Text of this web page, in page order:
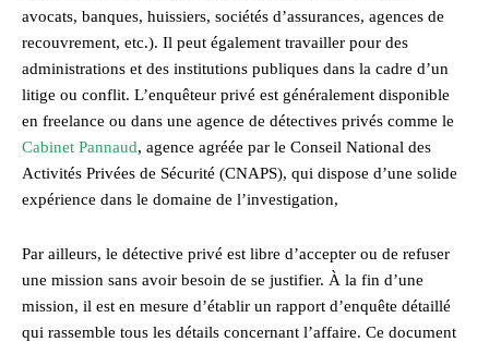
avocats, banques, huissiers, sociétés d’assurances, agences de
recouvrement, etc.). Il peut également travailler pour des
administrations et des institutions publiques dans la cadre d’un
litige ou conflit. L’enquêteur privé est généralement disponible
en freelance ou dans une agence de détectives privés comme le
Cabinet Pannaud, agence agréée par le Conseil National des
Activités Privées de Sécurité (CNAPS), qui dispose d’une solide
expérience dans le domaine de l’investigation,
Par ailleurs, le détective privé est libre d’accepter ou de refuser
une mission sans avoir besoin de se justifier. À la fin d’une
mission, il est en mesure d’établir un rapport d’enquête détaillé
qui rassemble tous les détails concernant l’affaire. Ce document